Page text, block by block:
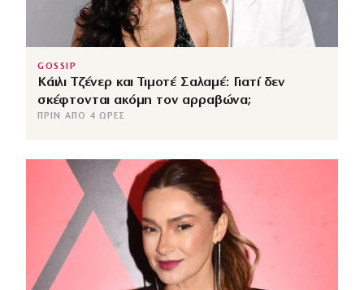
GOSSIP
Κάιλι Τζένερ και Τιμοτέ Σαλαμέ: Γιατί δεν
σκέφτονται ακόμη τον αρραβώνα;
ΠΡΙΝ ΑΠΌ 4 ΏΡΕΣ